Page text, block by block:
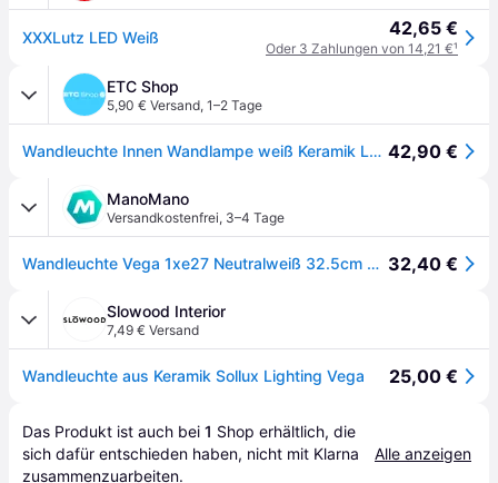
XXXLutz LED Weiß 42,65 €
Oder 3 Zahlungen von 14,21 €¹
ETC Shop
5,90 € Versand, 1–2 Tage
Wandleuchte Innen Wandlampe weiß Keramik Lampe indirektes Licht, UP DOWN Überstreichbar, 1x E27, LxBxH 32x9x9 cm 42,90 €
ManoMano
Versandkostenfrei, 3–4 Tage
Wandleuchte Vega 1xe27 Neutralweiß 32.5cm Sollux 32,40 €
Slowood Interior
7,49 € Versand
Wandleuchte aus Keramik Sollux Lighting Vega 25,00 €
Das Produkt ist auch bei 1 Shop erhältlich, die
sich dafür entschieden haben, nicht mit Klarna
zusammenzuarbeiten.
Alle anzeigen